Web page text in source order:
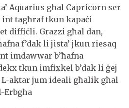
Aquarius għal Capricorn ser
tagħraf tkun kapaċi
diffiċli. Grazzi għal dan,
f’dak li jista’ jkun riesaq
imdawwar b’ħafna
tkun imfixkel b’dak li ġej
aktar jum ideali għalik għal
Erbgħa